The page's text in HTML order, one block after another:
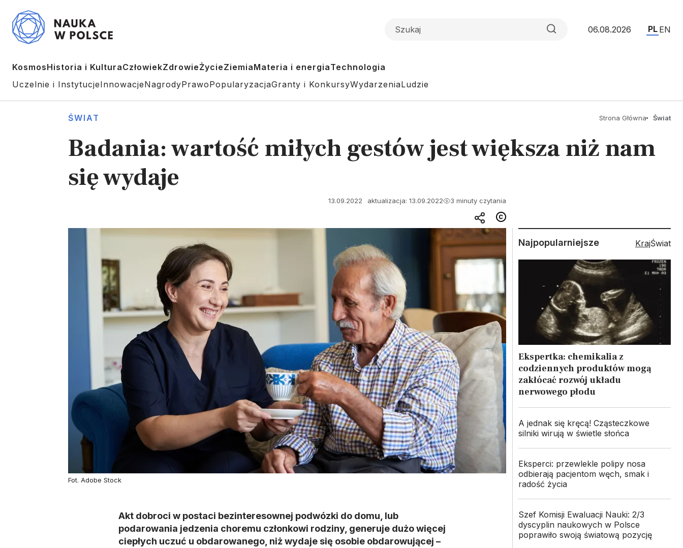
06.08.2026 PL EN
KosmosHistoria i KulturaCzłowiekZdrowieŻycieZiemiaMateria i energiaTechnologia
Uczelnie i InstytucjeInnowacjeNagrodyPrawoPopularyzacjaGranty i KonkursyWydarzeniaLudzie
ŚWIAT Strona Główna Świat
Badania: wartość miłych gestów jest większa niż nam
się wydaje
13.09.2022 aktualizacja: 13.09.2022 3 minuty czytania
Fot. Adobe Stock
Akt dobroci w postaci bezinteresownej podwózki do domu, lub
podarowania jedzenia choremu członkowi rodziny, generuje dużo więcej
ciepłych uczuć u obdarowanego, niż wydaje się osobie obdarowującej –
Najpopularniejsze KrajŚwiat
Ekspertka: chemikalia z
codziennych produktów mogą
zakłócać rozwój układu
nerwowego płodu
A jednak się kręcą! Cząsteczkowe
silniki wirują w świetle słońca
Eksperci: przewlekle polipy nosa
odbierają pacjentom węch, smak i
radość życia
Szef Komisji Ewaluacji Nauki: 2/3
dyscyplin naukowych w Polsce
poprawiło swoją światową pozycję